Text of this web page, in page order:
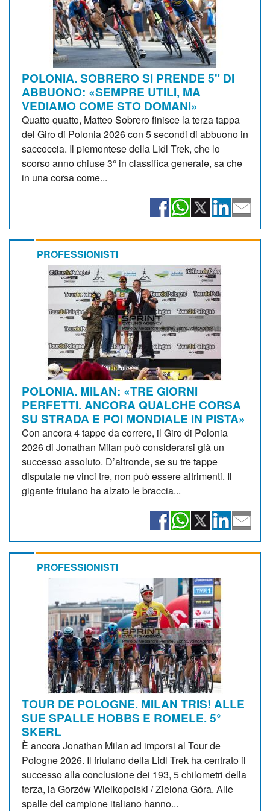
POLONIA. SOBRERO SI PRENDE 5" DI
ABBUONO: «SEMPRE UTILI, MA
VEDIAMO COME STO DOMANI»
Quatto quatto, Matteo Sobrero finisce la terza tappa
del Giro di Polonia 2026 con 5 secondi di abbuono in
saccoccia. Il piemontese della Lidl Trek, che lo
scorso anno chiuse 3° in classifica generale, sa che
in una corsa come...
PROFESSIONISTI
POLONIA. MILAN: «TRE GIORNI
PERFETTI. ANCORA QUALCHE CORSA
SU STRADA E POI MONDIALE IN PISTA»
Con ancora 4 tappe da correre, il Giro di Polonia
2026 di Jonathan Milan può considerarsi già un
successo assoluto. D’altronde, se su tre tappe
disputate ne vinci tre, non può essere altrimenti. Il
gigante friulano ha alzato le braccia...
PROFESSIONISTI
TOUR DE POLOGNE. MILAN TRIS! ALLE
SUE SPALLE HOBBS E ROMELE. 5°
SKERL
È ancora Jonathan Milan ad imporsi al Tour de
Pologne 2026. Il friulano della Lidl Trek ha centrato il
successo alla conclusione dei 193, 5 chilometri della
terza, la Gorzów Wielkopolski / Zielona Góra. Alle
spalle del campione italiano hanno...